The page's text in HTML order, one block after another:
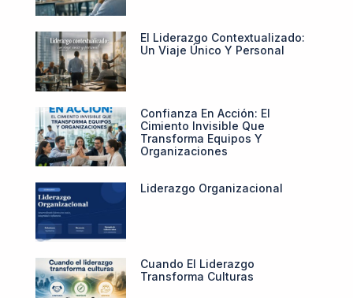
El Liderazgo Contextualizado:
Un Viaje Único Y Personal
Confianza En Acción: El
Cimiento Invisible Que
Transforma Equipos Y
Organizaciones
Liderazgo Organizacional
Cuando El Liderazgo
Transforma Culturas